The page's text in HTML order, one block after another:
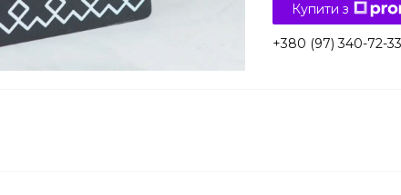
Купити з
+380 (97) 340-72-33